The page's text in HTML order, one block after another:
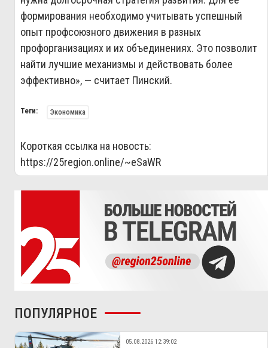
формирования необходимо учитывать успешный
опыт профсоюзного движения в разных
профорганизациях и их объединениях. Это позволит
найти лучшие механизмы и действовать более
эффективно», — считает Пинский.
Теги: Экономика
Короткая ссылка на новость:
https://25region.online/~eSaWR
ПОПУЛЯРНОЕ
05.08.2026 12:39:02